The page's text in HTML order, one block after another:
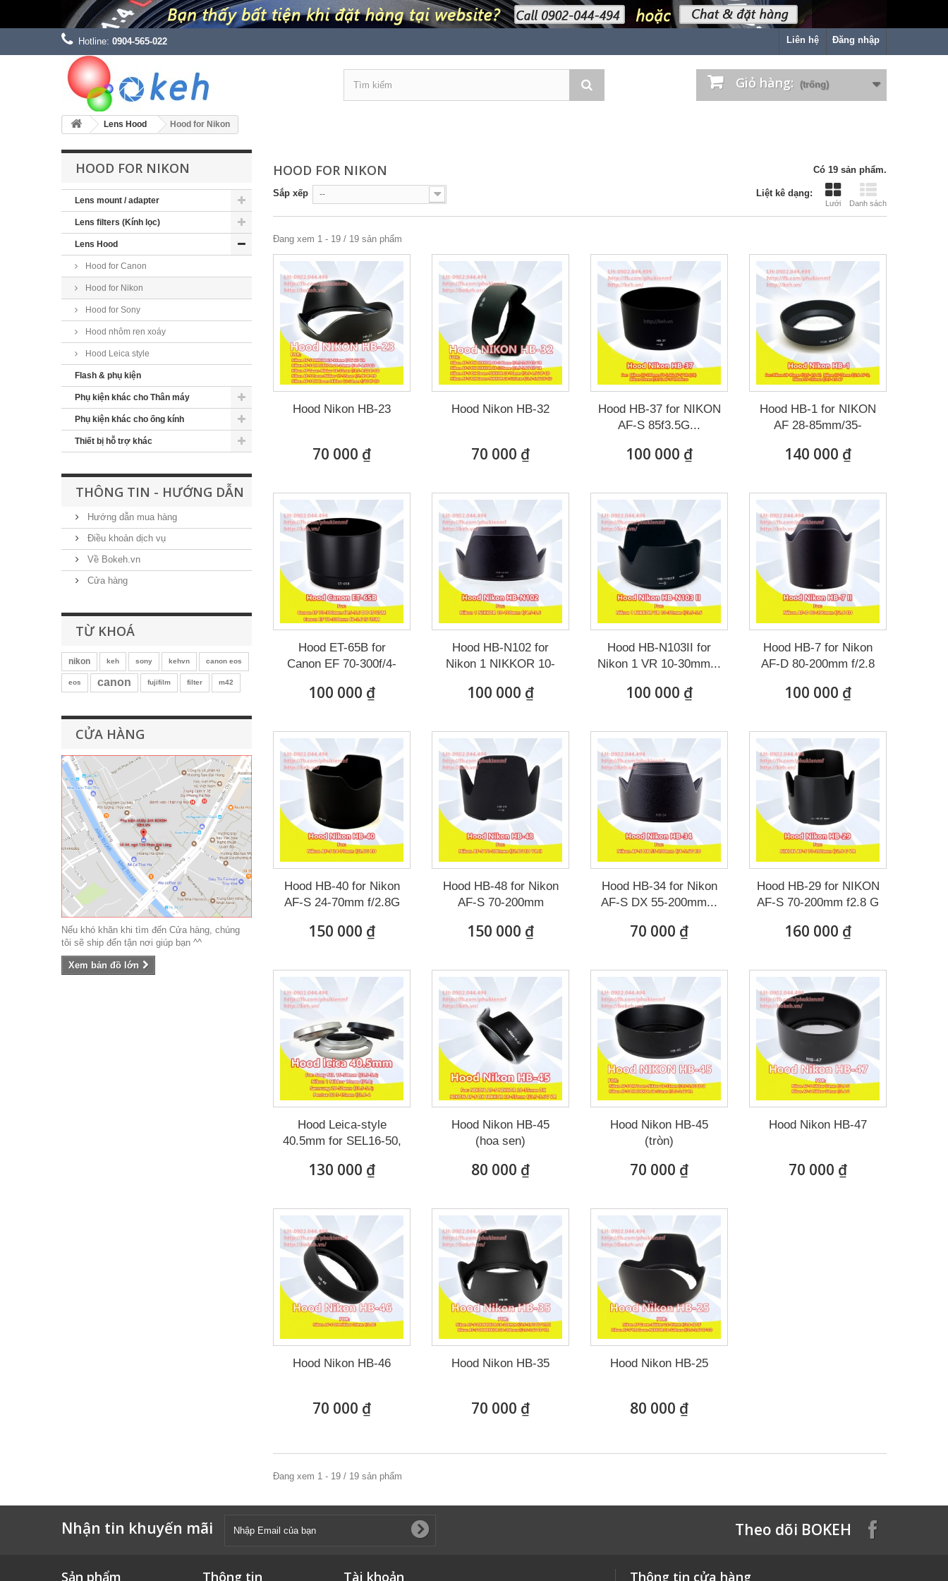
Đăng nhập
Liên hệ
Hotline: 0904-565-022
Giỏ hàng: (trống)
Lens Hood Hood for Nikon
HOOD FOR NIKON
Lens mount / adapter
Lens filters (Kính lọc)
Lens Hood
Hood for Canon
Hood for Nikon
Hood for Sony
Hood nhôm ren xoáy
Hood Leica style
Flash & phụ kiện
Phụ kiện khác cho Thân máy
Phụ kiện khác cho ống kính
Thiết bị hỗ trợ khác
THÔNG TIN - HƯỚNG DẪN
Hướng dẫn mua hàng
Điều khoản dịch vụ
Về Bokeh.vn
Cửa hàng
TỪ KHOÁ
nikon keh sony kehvn canon eos
eos canon fujifilm filter m42
CỬA HÀNG
Nếu khó khăn khi tìm đến Cửa hàng, chúng
tôi sẽ ship đến tận nơi giúp bạn ^^
Xem bản đồ lớn
HOOD FOR NIKON Có 19 sản phẩm.
Liệt kê dạng:
Lưới Danh sách
Sắp xếp --
Đang xem 1 - 19 / 19 sản phẩm
Hood Nikon HB-23
70 000 ₫
Hood Nikon HB-32
70 000 ₫
Hood HB-37 for NIKON
AF-S 85f3.5G...
100 000 ₫
Hood HB-1 for NIKON
AF 28-85mm/35-
140 000 ₫
Hood ET-65B for
Canon EF 70-300f/4-
100 000 ₫
Hood HB-N102 for
Nikon 1 NIKKOR 10-
100 000 ₫
Hood HB-N103II for
Nikon 1 VR 10-30mm...
100 000 ₫
Hood HB-7 for Nikon
AF-D 80-200mm f/2.8
100 000 ₫
Hood HB-40 for Nikon
AF-S 24-70mm f/2.8G
150 000 ₫
Hood HB-48 for Nikon
AF-S 70-200mm
150 000 ₫
Hood HB-34 for Nikon
AF-S DX 55-200mm...
70 000 ₫
Hood HB-29 for NIKON
AF-S 70-200mm f2.8 G
160 000 ₫
Hood Leica-style
40.5mm for SEL16-50,
130 000 ₫
Hood Nikon HB-45
(hoa sen)
80 000 ₫
Hood Nikon HB-45
(tròn)
70 000 ₫
Hood Nikon HB-47
70 000 ₫
Hood Nikon HB-46
70 000 ₫
Hood Nikon HB-35
70 000 ₫
Hood Nikon HB-25
80 000 ₫
Đang xem 1 - 19 / 19 sản phẩm
Nhận tin khuyến mãi Theo dõi BOKEH
Sản phẩm Thông tin Tài khoản Thông tin cửa hàng